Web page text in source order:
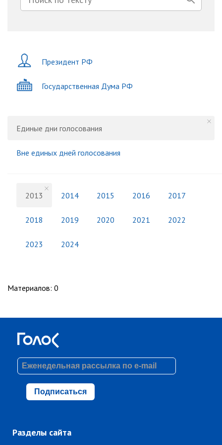
Президент РФ
Государственная Дума РФ
Единые дни голосования
Вне единых дней голосования
2013 2014 2015 2016 2017
2018 2019 2020 2021 2022
2023 2024
Материалов: 0
Подписаться
Разделы сайта